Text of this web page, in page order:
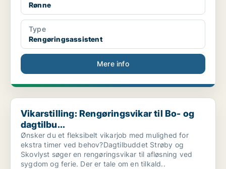
Rønne
Type
Rengøringsassistent
Mere info
Vikarstilling: Rengøringsvikar til Bo- og dagtilbu...
Vikarstilling: Rengøringsvikar til Bo- og
dagtilbu...
Ønsker du et fleksibelt vikarjob med mulighed for
ekstra timer ved behov?Dagtilbuddet Strøby og
Skovlyst søger en rengøringsvikar til afløsning ved
sygdom og ferie. Der er tale om en tilkald..